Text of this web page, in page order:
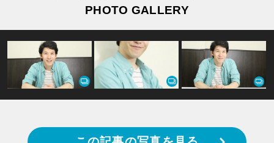
PHOTO GALLERY